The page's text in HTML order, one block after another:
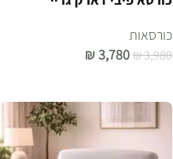
כורסאות
₪3,980
₪3,780